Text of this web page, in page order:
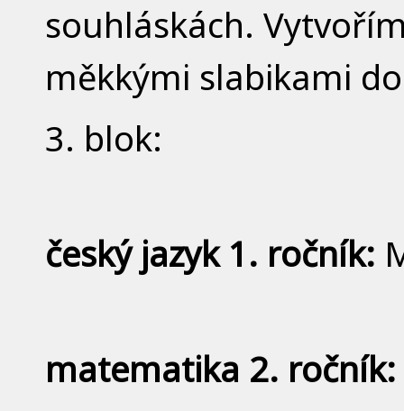
souhláskách.
měkkými slabikami
3. blok:
český jazyk 1. ročník:
matematika 2. ročník: